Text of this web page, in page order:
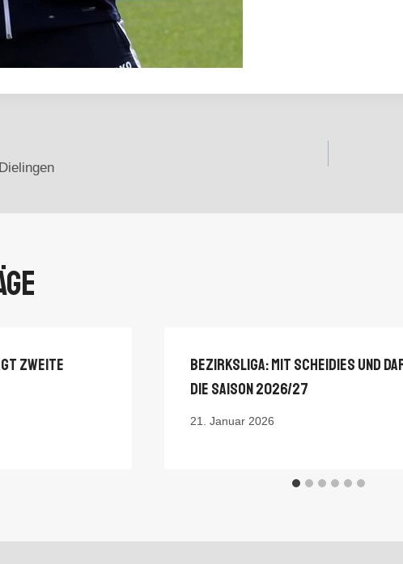
Zweite
Bezirksliga: Mit Scheidies Und
Die Saison 2026/27
21. Januar 2026